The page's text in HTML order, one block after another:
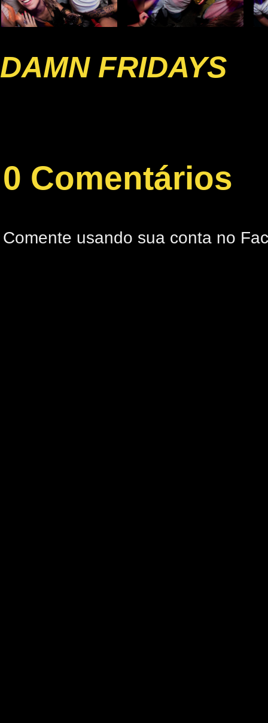
DAMN FRIDAYS
0 Comentários
Comente usando sua conta no